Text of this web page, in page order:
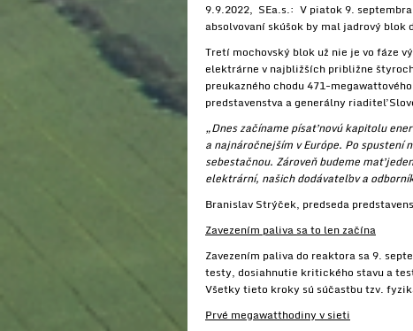
9.9.2022, SEa.s.: V piatok 9.
absolvovaní skúšok by mal jadrový
Tretí mochovský blok už nie je vo fáze
elektrárne v najbližších približne
preukazného chodu 471-
predstavenstva a generálny riaditeľ
„Dnes začíname písať novú kapitolu
a najnáročnejším v Európe. Po
sebestačnou. Zároveň budeme mať
elektrární, našich dodávateľov a
Branislav Strýček, predseda
Zavezením paliva sa to len začína
Zavezením paliva do reaktora sa 9.
testy, dosiahnutie kritického stavu a
Všetky tieto kroky sú súčasťou tzv.
Prvé megawatthodiny v sieti